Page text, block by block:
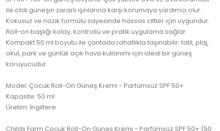
ile cildi güneşin zararlı ışınlarına karşı korumaya yardımcı olur.
Kokusuz ve nazik formülü sayesinde hassas ciltler için uygundur.
Roll-on başlığı kolay, kontrollü ve pratik uygulama sağlar.
Kompakt 50 ml boyutu ile çantada rahatlıkla taşınabilir; tatil, plaj,
okul, park ve günlük açık hava kullanımı için ideal bir güneş
koruyucudur.
Model: Çocuk Roll-On Güneş Kremi - Parfümsüz SPF 50+
Kapasite: 50 ml
Üretim: İngiltere
Childs Farm Çocuk Roll-On Güneş Kremi - Parfümsüz SPF 50+ (50